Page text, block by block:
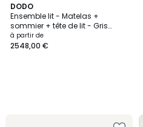
DODO
Ensemble lit - Matelas +
sommier + tête de lit - Gris
RENAISSANCE
à partir de
2548,00 €